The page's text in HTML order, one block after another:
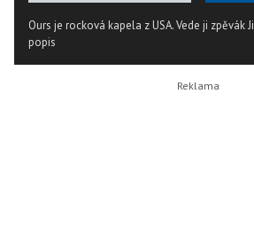
Ours je rocková kapela z USA. Vede ji zpěvák
popis